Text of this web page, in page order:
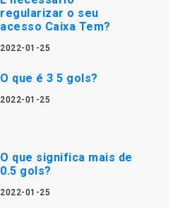
regularizar o seu
acesso Caixa Tem?
2022-01-25
O que é 3 5 gols?
2022-01-25
O que significa mais de
0.5 gols?
2022-01-25